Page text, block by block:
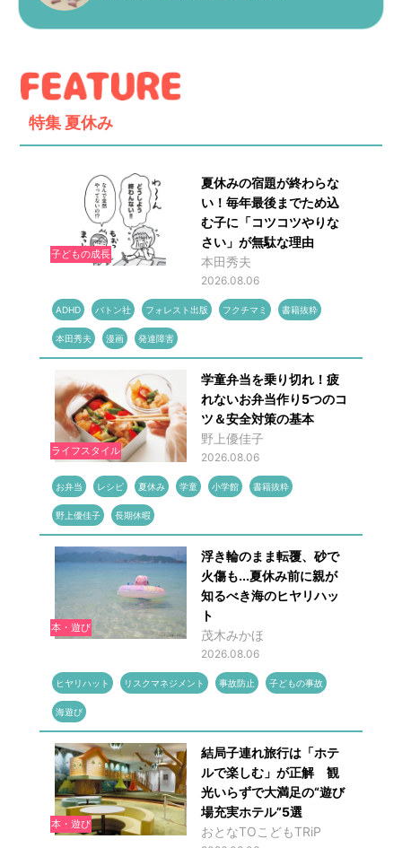
特集 夏休み
子どもの成長
夏休みの宿題が終わらな
い！毎年最後までため込
む子に「コツコツやりな
さい」が無駄な理由
本田秀夫
2026.08.06
ADHD バトン社 フォレスト出版 フクチマミ 書籍抜粋
本田秀夫 漫画 発達障害
ライフスタイル
学童弁当を乗り切れ！疲
れないお弁当作り5つのコ
ツ＆安全対策の基本
野上優佳子
2026.08.06
お弁当 レシピ 夏休み 学童 小学館 書籍抜粋
野上優佳子 長期休暇
本・遊び
浮き輪のまま転覆、砂で
火傷も...夏休み前に親が
知るべき海のヒヤリハッ
ト
茂木みかほ
2026.08.06
ヒヤリハット リスクマネジメント 事故防止 子どもの事故
海遊び
本・遊び
結局子連れ旅行は「ホテ
ルで楽しむ」が正解 観
光いらずで大満足の“遊び
場充実ホテル”5選
おとなTOこどもTRiP